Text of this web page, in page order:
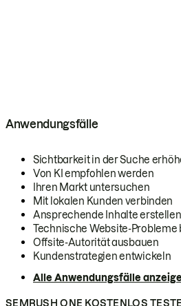
Anwendungsfälle
Sichtbarkeit in der Suche
Von KI empfohlen werden
Ihren Markt untersuchen
Mit lokalen Kunden verbinden
Ansprechende Inhalte erstellen
Technische Website-Probleme
Offsite-Autorität ausbauen
Kundenstrategien entwickeln
Alle Anwendungsfälle
SEMRUSH ONE KOSTENLOS